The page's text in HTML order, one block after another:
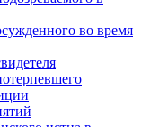
во время